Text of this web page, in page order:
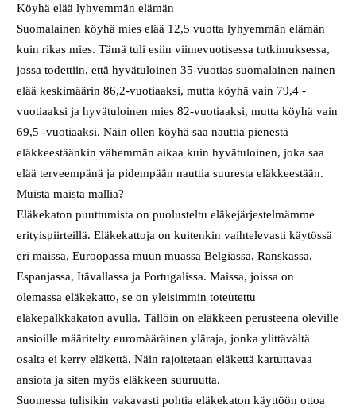
Köyhä elää lyhyemmän elämän
Suomalainen köyhä mies elää 12,5 vuotta lyhyemmän elämän
kuin rikas mies. Tämä tuli esiin viimevuotisessa tutkimuksessa,
jossa todettiin, että hyvätuloinen 35-vuotias suomalainen nainen
elää keskimäärin 86,2-vuotiaaksi, mutta köyhä vain 79,4 -
vuotiaaksi ja hyvätuloinen mies 82-vuotiaaksi, mutta köyhä vain
69,5 -vuotiaaksi. Näin ollen köyhä saa nauttia pienestä
eläkkeestäänkin vähemmän aikaa kuin hyvätuloinen, joka saa
elää terveempänä ja pidempään nauttia suuresta eläkkeestään.
Muista maista mallia?
Eläkekaton puuttumista on puolusteltu eläkejärjestelmämme
erityispiirteillä. Eläkekattoja on kuitenkin vaihtelevasti käytössä
eri maissa, Euroopassa muun muassa Belgiassa, Ranskassa,
Espanjassa, Itävallassa ja Portugalissa. Maissa, joissa on
olemassa eläkekatto, se on yleisimmin toteutettu
eläkepalkkakaton avulla. Tällöin on eläkkeen perusteena oleville
ansioille määritelty euromääräinen yläraja, jonka ylittävältä
osalta ei kerry eläkettä. Näin rajoitetaan eläkettä kartuttavaa
ansiota ja siten myös eläkkeen suuruutta.
Suomessa tulisikin vakavasti pohtia eläkekaton käyttöön ottoa